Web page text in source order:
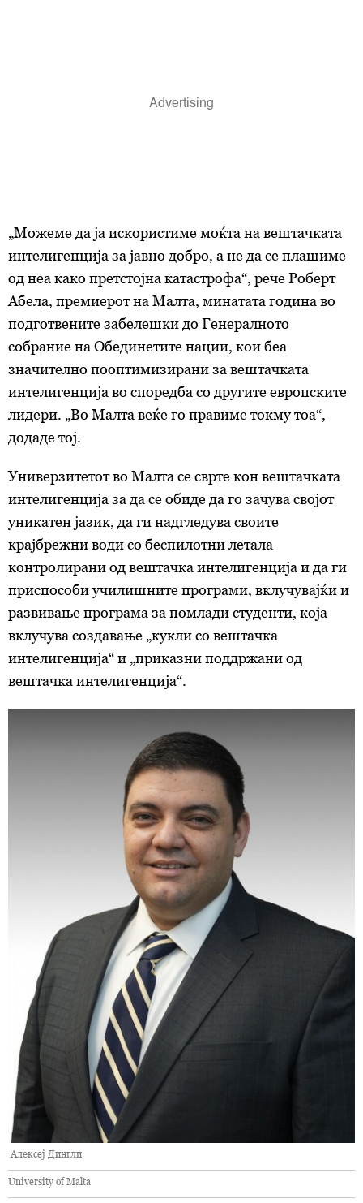
„Можеме да ја искористиме моќта на вештачката
интелигенција за јавно добро, а не да се плашиме
од неа како претстојна катастрофа“, рече Роберт
Абела, премиерот на Малта, минатата година во
подготвените забелешки до Генералното
собрание на Обединетите нации, кои беа
значително пооптимизирани за вештачката
интелигенција во споредба со другите европските
лидери. „Во Малта веќе го правиме токму тоа“,
додаде тој.
Универзитетот во Малта се сврте кон вештачката
интелигенција за да се обиде да го зачува својот
уникатен јазик, да ги надгледува своите
крајбрежни води со беспилотни летала
контролирани од вештачка интелигенција и да ги
приспособи училишните програми, вклучувајќи и
развивање програма за помлади студенти, која
вклучува создавање „кукли со вештачка
интелигенција“ и „приказни поддржани од
вештачка интелигенција“.
Алексеј Дингли
University of Malta